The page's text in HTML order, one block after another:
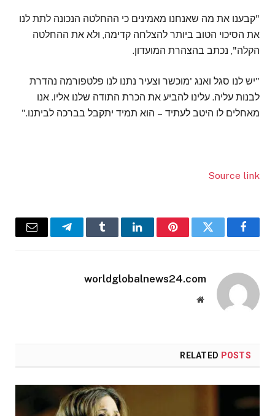
"קבענו את מה שאנחנו מאמינים כי ההחלטה הנכונה לתת לנו
את הסיכוי הטוב ביותר להצלחה קדימה, ולא את ההחלטה
הקלה", נכתב בהצהרת המועדון.
"יש לנו סגל ואנג 'מוכשר וצעיר נתנו לנו פלטפורמה נהדרת
לבנות עליה. עלינו להביע את הכרת התודה שלנו אליו. אנו
מאחלים לו היטב לעתיד – הוא תמיד יתקבל בברכה לביתנו."
Source link
Facebook
Twitter
Pinterest
LinkedIn
Tumblr
Telegram
Email
worldglobalnews24.com
Website
RELATED POSTS